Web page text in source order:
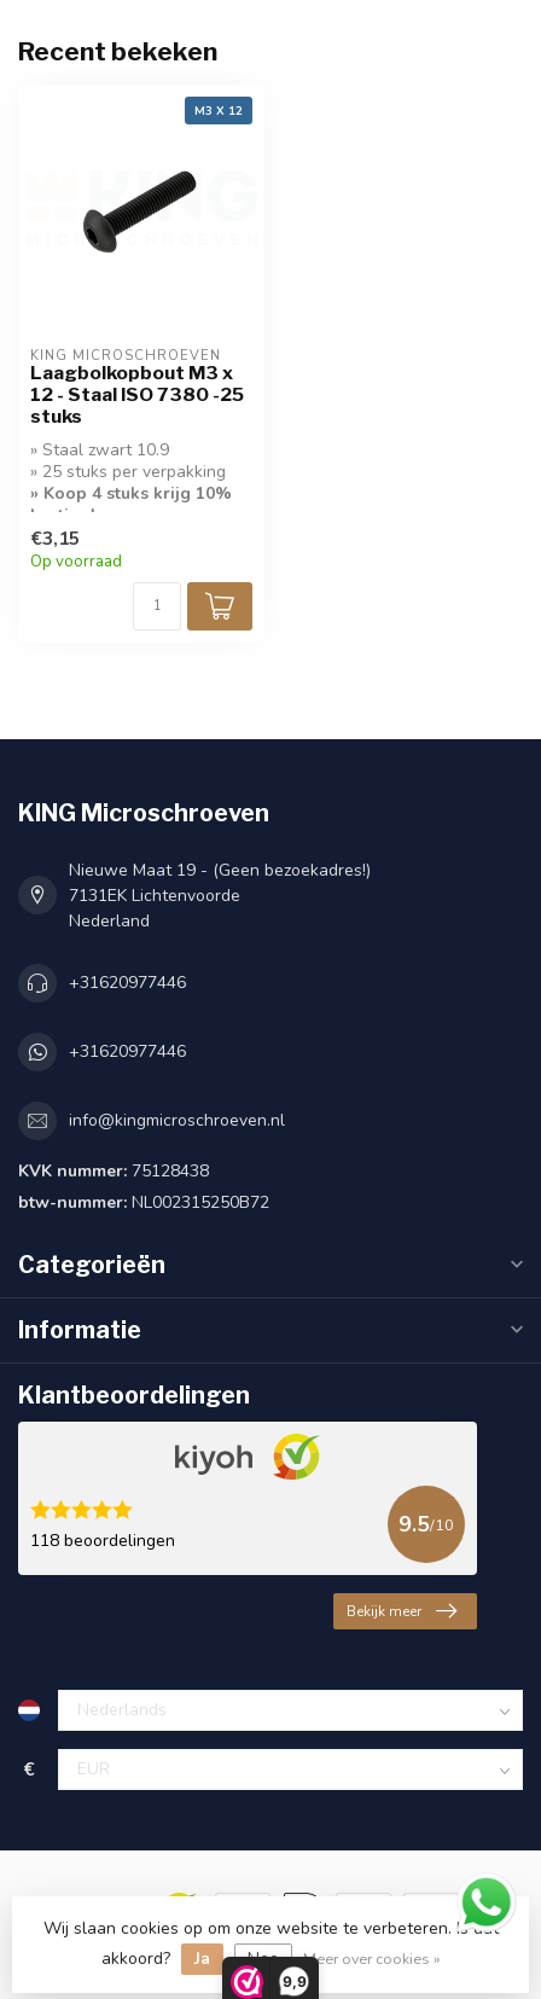
9,9
Recent bekeken
M3 X 12
KING MICROSCHROEVEN
Laagbolkopbout M3 x
12 - Staal ISO 7380 -25
stuks
» Staal zwart 10.9
» 25 stuks per verpakking
» Koop 4 stuks krijg 10%
korting!
€3,15
Op voorraad
KING Microschroeven
Nieuwe Maat 19 - (Geen bezoekadres!)
7131EK Lichtenvoorde
Nederland
+31620977446
+31620977446
info@kingmicroschroeven.nl
KVK nummer: 75128438
btw-nummer: NL002315250B72
Categorieën
Informatie
Klantbeoordelingen
118 beoordelingen
9.5/10
Bekijk meer
€
© Copyright 2026 KING Microschroeven
Wij slaan cookies op om onze website te verbeteren. Is dat
akkoord?
Ja Nee Meer over cookies »